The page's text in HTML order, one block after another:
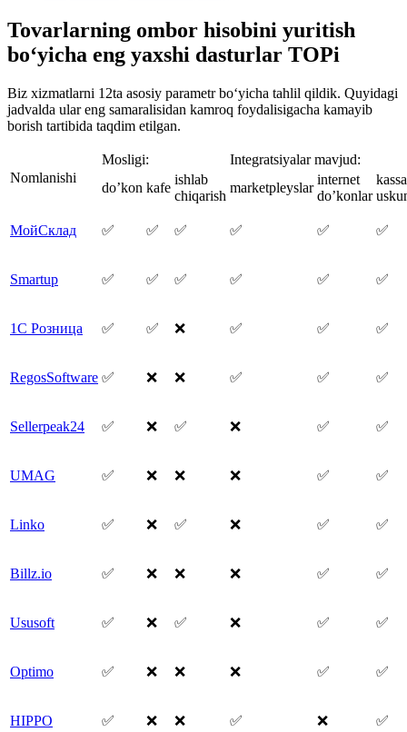
Tovarlarning ombor hisobini yuritish
bo‘yicha eng yaxshi dasturlar TOPi
Biz xizmatlarni 12ta asosiy parametr bo‘yicha tahlil qildik. Quyidagi
jadvalda ular eng samaralisidan kamroq foydalisigacha kamayib
borish tartibida taqdim etilgan.
Nomlanishi
Mosligi:
Integratsiyalar mavjud:
do’kon kafe
ishlab
chiqarish
marketpleyslar
internet
do’konlar
kassa
МойСклад ✅ ✅ ✅ ✅ ✅ ✅
Smartup ✅ ✅ ✅ ✅ ✅ ✅
1С Розница ✅ ✅ ❌ ✅ ✅ ✅
RegosSoftware ✅ ❌ ❌ ✅ ✅ ✅
Sellerpeak24 ✅ ❌ ✅ ❌ ✅ ✅
UMAG ✅ ❌ ❌ ❌ ✅ ✅
Linko ✅ ❌ ✅ ❌ ✅ ✅
Billz.io ✅ ❌ ❌ ❌ ✅ ✅
Ususoft ✅ ❌ ✅ ❌ ✅ ✅
Optimo ✅ ❌ ❌ ❌ ✅ ✅
HIPPO ✅ ❌ ❌ ✅ ❌ ✅